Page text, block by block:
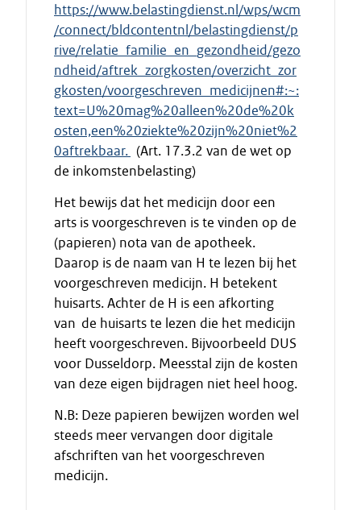
https://www.belastingdienst.nl/wps/wcm
/connect/bldcontentnl/belastingdienst/p
rive/relatie_familie_en_gezondheid/gezo
ndheid/aftrek_zorgkosten/overzicht_zor
gkosten/voorgeschreven_medicijnen#:~:
text=U%20mag%20alleen%20de%20k
osten,een%20ziekte%20zijn%20niet%2
0aftrekbaar. (Art. 17.3.2 van de wet op
de inkomstenbelasting)
Het bewijs dat het medicijn door een
arts is voorgeschreven is te vinden op de
(papieren) nota van de apotheek.
Daarop is de naam van H te lezen bij het
voorgeschreven medicijn. H betekent
huisarts. Achter de H is een afkorting
van de huisarts te lezen die het medicijn
heeft voorgeschreven. Bijvoorbeeld DUS
voor Dusseldorp. Meesstal zijn de kosten
van deze eigen bijdragen niet heel hoog.
N.B: Deze papieren bewijzen worden wel
steeds meer vervangen door digitale
afschriften van het voorgeschreven
medicijn.